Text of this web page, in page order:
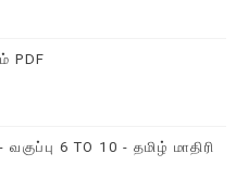
PDF
6 TO 10 - தமிழ் மாதிரி